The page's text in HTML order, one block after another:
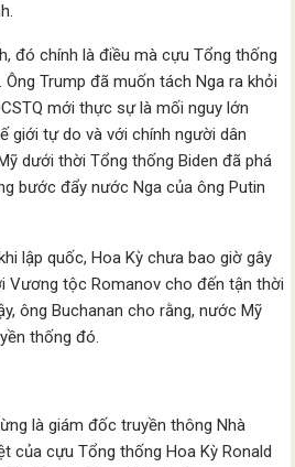
đó chính là điều mà cựu Tổng thống
Trump đã muốn tách Nga ra khỏi
mới thực sự là mối nguy lớn
giới tự do và với chính người dân
dưới thời Tổng thống Biden đã phá
bước đẩy nước Nga của ông Putin
lập quốc, Hoa Kỳ chưa bao giờ gây
Vương tộc Romanov cho đến tận thời
ông Buchanan cho rằng, nước Mỹ
thống đó.
là giám đốc truyền thông Nhà
của cựu Tổng thống Hoa Kỳ Ronald